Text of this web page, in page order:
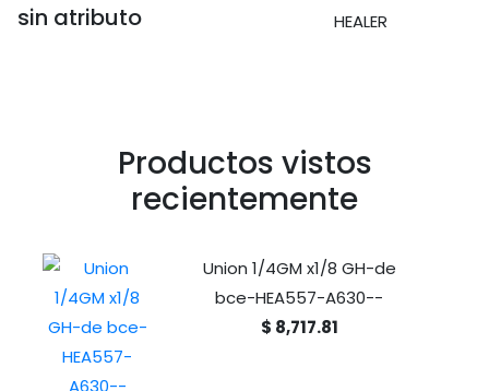
sin atributo HEALER
Productos vistos
recientemente
Union 1/4GM x1/8 GH-de
bce-HEA557-A630--
$ 8,717.81